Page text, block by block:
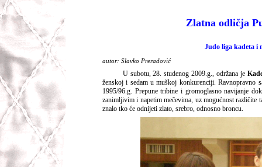
Zlatna odličja
Judo liga kadeta i
autor: Slavko Preradović
U subotu, 28. studenog 2009.g., održana je
ženskoj i sedam u muškoj konkurenciji. Ravnopravno
1995/96.g. Prepune tribine i gromoglasno navijanje
zanimljivim i napetim mečevima, uz mogućnost različite
znalo tko će odnijeti zlato, srebro, odnosno broncu.